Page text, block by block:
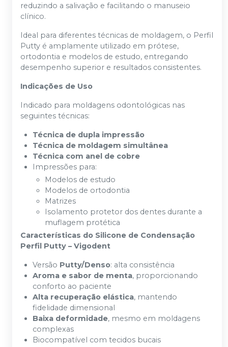
reduzindo a salivação e facilitando o manuseio
clínico.
Ideal para diferentes técnicas de moldagem, o Perfil
Putty é amplamente utilizado em prótese,
ortodontia e modelos de estudo, entregando
desempenho superior e resultados consistentes.
Indicações de Uso
Indicado para moldagens odontológicas nas
seguintes técnicas:
Técnica de dupla impressão
Técnica de moldagem simultânea
Técnica com anel de cobre
Impressões para:
Modelos de estudo
Modelos de ortodontia
Matrizes
Isolamento protetor dos dentes durante a
muflagem protética
Características do Silicone de Condensação
Perfil Putty – Vigodent
Versão Putty/Denso: alta consistência
Aroma e sabor de menta, proporcionando
conforto ao paciente
Alta recuperação elástica, mantendo
fidelidade dimensional
Baixa deformidade, mesmo em moldagens
complexas
Biocompatível com tecidos bucais